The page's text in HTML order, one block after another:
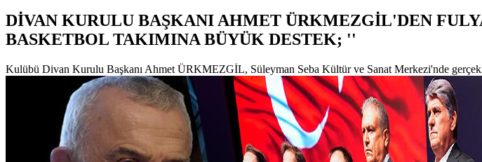
DİVAN KURULU BAŞKANI AHMET ÜRKMEZGİL'DEN
BASKETBOL TAKIMINA BÜYÜK DESTEK; ''
Kulübü Divan Kurulu Başkanı Ahmet ÜRKMEZGİL, Süleyman Seba Kültür ve Sanat Merkezi'nde